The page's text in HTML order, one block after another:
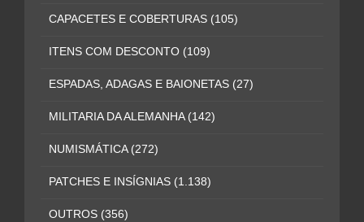
CAPACETES E COBERTURAS (105)
ITENS COM DESCONTO (109)
ESPADAS, ADAGAS E BAIONETAS (27)
MILITARIA DA ALEMANHA (142)
NUMISMÁTICA (272)
PATCHES E INSÍGNIAS (1.138)
OUTROS (356)